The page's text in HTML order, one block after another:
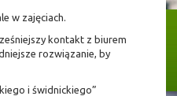
w zajęciach.
kontakt z biurem
rozwiązanie, by
i świdnickiego”